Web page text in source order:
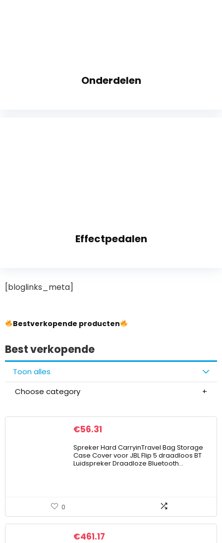
Onderdelen
Effectpedalen
[bloglinks_meta]
Bestverkopende producten
Best verkopende
Toon alles
Choose category
€56.31
Spreker Hard CarryinTravel Bag Storage
Case Cover voor JBL Flip 5 draadloos BT
Luidspreker Draadloze Bluetooth…
0
€461.17